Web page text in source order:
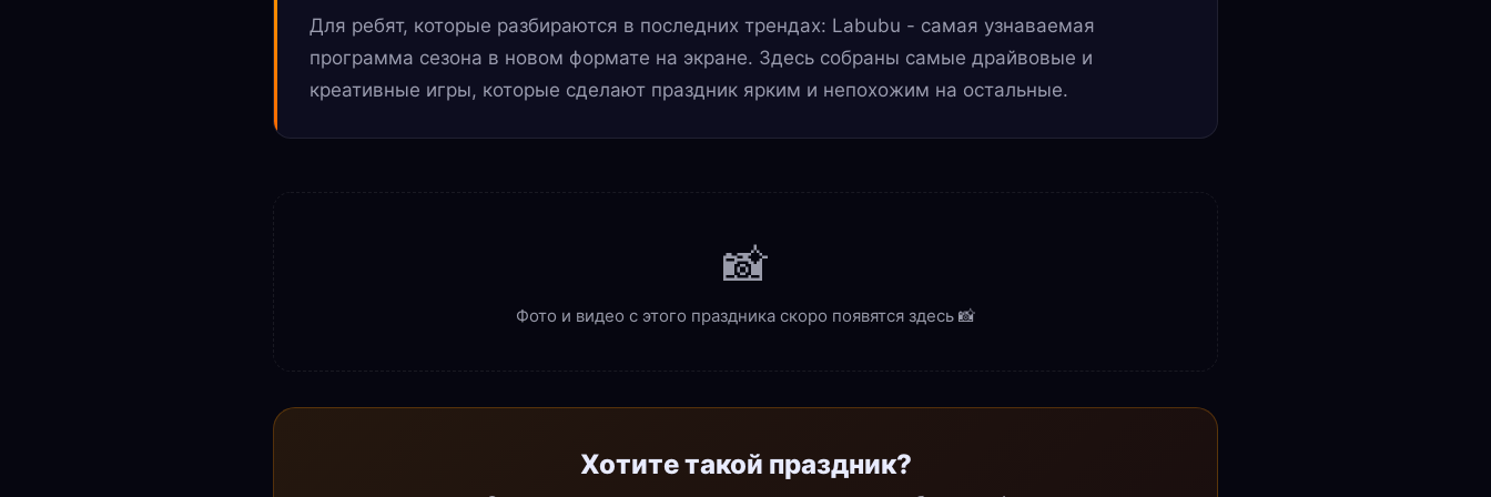
Для ребят, которые разбираются в последних трендах: Labubu - самая узнаваемая
программа сезона в новом формате на экране. Здесь собраны самые драйвовые и
креативные игры, которые сделают праздник ярким и непохожим на остальные.
📸
Фото и видео с этого праздника скоро появятся здесь 📸
Хотите такой праздник?